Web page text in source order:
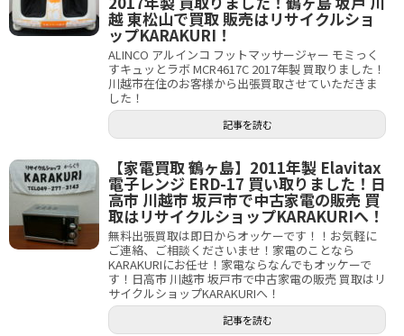
越 東松山で買取 販売はリサイクルショ
ップKARAKURI！
ALINCO アルインコ フットマッサージャー モミっく
すキュッとラボ MCR4617C 2017年製 買取りました！
川越市在住のお客様から出張買取させていただきま
した！
記事を読む
【家電買取 鶴ヶ島】2011年製 Elavitax
電子レンジ ERD-17 買い取りました！日
高市 川越市 坂戸市で中古家電の販売 買
取はリサイクルショップKARAKURIへ！
無料出張買取は即日からオッケーです！！お気軽に
ご連絡、ご相談くださいませ！家電のことなら
KARAKURIにお任せ！家電ならなんでもオッケーで
す！日高市 川越市 坂戸市で中古家電の販売 買取はリ
サイクルショップKARAKURIへ！
記事を読む